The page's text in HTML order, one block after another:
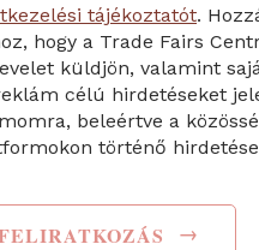
tájékoztatót.
hogy a Trade Fairs
küldjön, valamint
célú hirdetéseket
beleértve a
történő
→